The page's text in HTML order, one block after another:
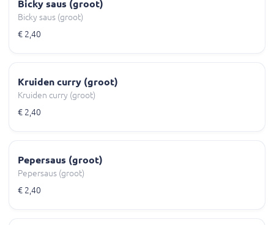
Bicky saus (groot)
Bicky saus (groot)
€ 2,40
Kruiden curry (groot)
Kruiden curry (groot)
€ 2,40
Pepersaus (groot)
Pepersaus (groot)
€ 2,40